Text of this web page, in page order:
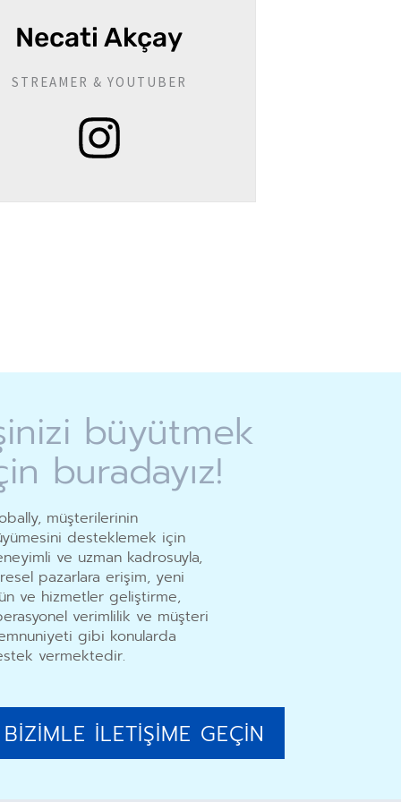
Necati Akçay
STREAMER & YOUTUBER
I
n
s
g
r
a
m
büyütmek
buradayız!
müşterilerinin
desteklemek için
ve uzman kadrosuyla,
pazarlara erişim, yeni
ve hizmetler geliştirme,
verimlilik ve müşteri
gibi konularda
vermektedir.
BİZİMLE İLETİŞİME GEÇİN